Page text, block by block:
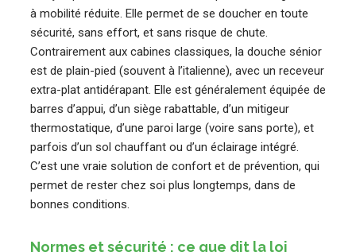
à mobilité réduite. Elle permet de se doucher en toute
sécurité, sans effort, et sans risque de chute.
Contrairement aux cabines classiques, la douche sénior
est de plain-pied (souvent à l’italienne), avec un receveur
extra-plat antidérapant. Elle est généralement équipée de
barres d’appui, d’un siège rabattable, d’un mitigeur
thermostatique, d’une paroi large (voire sans porte), et
parfois d’un sol chauffant ou d’un éclairage intégré.
C’est une vraie solution de confort et de prévention, qui
permet de rester chez soi plus longtemps, dans de
bonnes conditions.
Normes et sécurité : ce que dit la loi